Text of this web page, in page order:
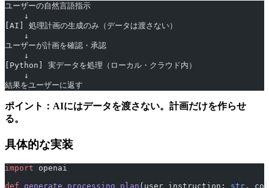
ユーザーの自然言語指示
    ↓
[AI] 処理計画の生成のみ（データは渡さない）
    ↓
ユーザーが計画を確認・承認
    ↓
[Python] 実データを処理（ローカル・クラウド内）
    ↓
結果をユーザーに返す
ポイント：AIにはデータを渡さない。計画だけを作らせ
る。
具体的な実装
import openai
def generate_processing_plan (user_instruction: str ,